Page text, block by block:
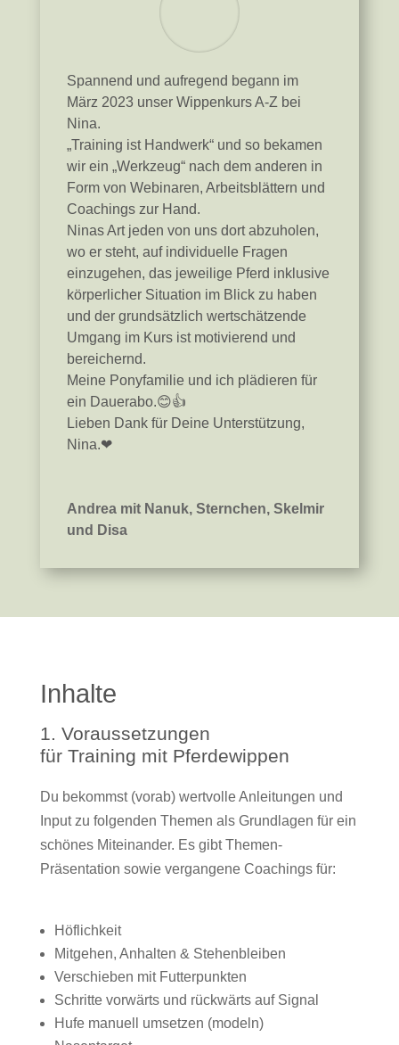
Spannend und aufregend begann im
März 2023 unser Wippenkurs A-Z bei
Nina.
„Training ist Handwerk“ und so bekamen
wir ein „Werkzeug“ nach dem anderen in
Form von Webinaren, Arbeitsblättern und
Coachings zur Hand.
Ninas Art jeden von uns dort abzuholen,
wo er steht, auf individuelle Fragen
einzugehen, das jeweilige Pferd inklusive
körperlicher Situation im Blick zu haben
und der grundsätzlich wertschätzende
Umgang im Kurs ist motivierend und
bereichernd.
Meine Ponyfamilie und ich plädieren für
ein Dauerabo.😊👍
Lieben Dank für Deine Unterstützung,
Nina.❤
Andrea mit Nanuk, Sternchen, Skelmir
und Disa
Inhalte
1. Voraussetzungen
für Training mit Pferdewippen
Du bekommst (vorab) wertvolle Anleitungen und
Input zu folgenden Themen als Grundlagen für ein
schönes Miteinander. Es gibt Themen-
Präsentation sowie vergangene Coachings für:
Höflichkeit
Mitgehen, Anhalten & Stehenbleiben
Verschieben mit Futterpunkten
Schritte vorwärts und rückwärts auf Signal
Hufe manuell umsetzen (modeln)